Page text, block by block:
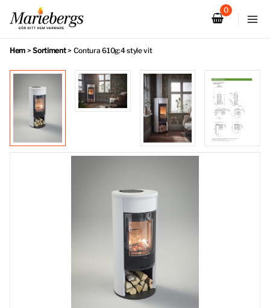
innehåll
Hem >Sortiment> Contura 610g:4 style vit